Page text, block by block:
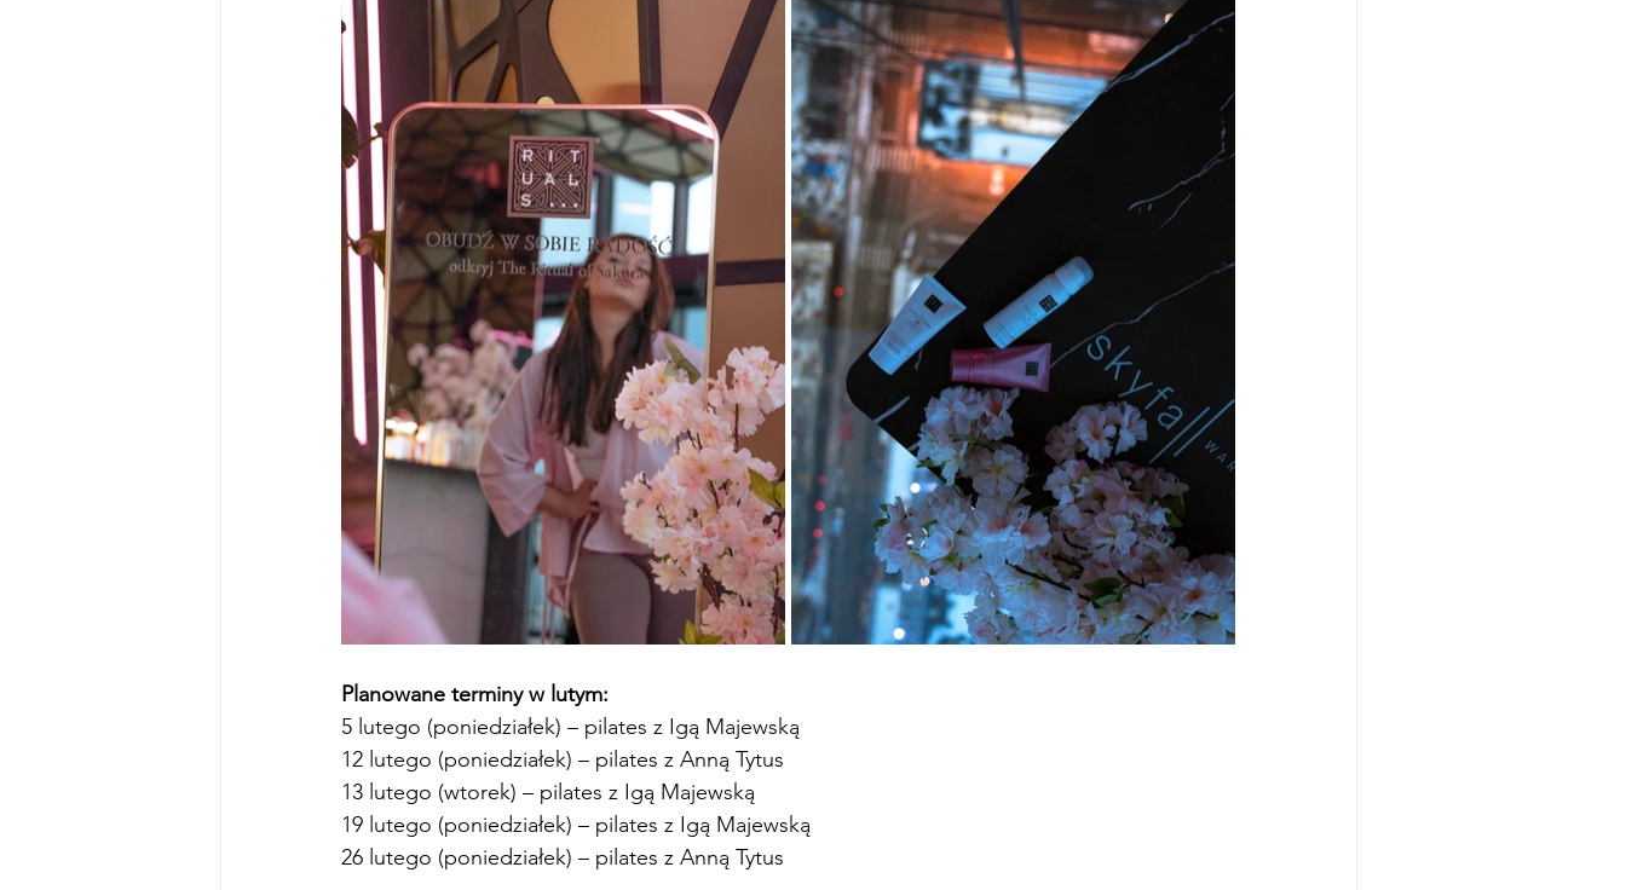
Planowane terminy w lutym:
5 lutego (poniedziałek) – pilates z Igą Majewską
12 lutego (poniedziałek) – pilates z Anną Tytus
13 lutego (wtorek) – pilates z Igą Majewską
19 lutego (poniedziałek) – pilates z Igą Majewską
26 lutego (poniedziałek) – pilates z Anną Tytus